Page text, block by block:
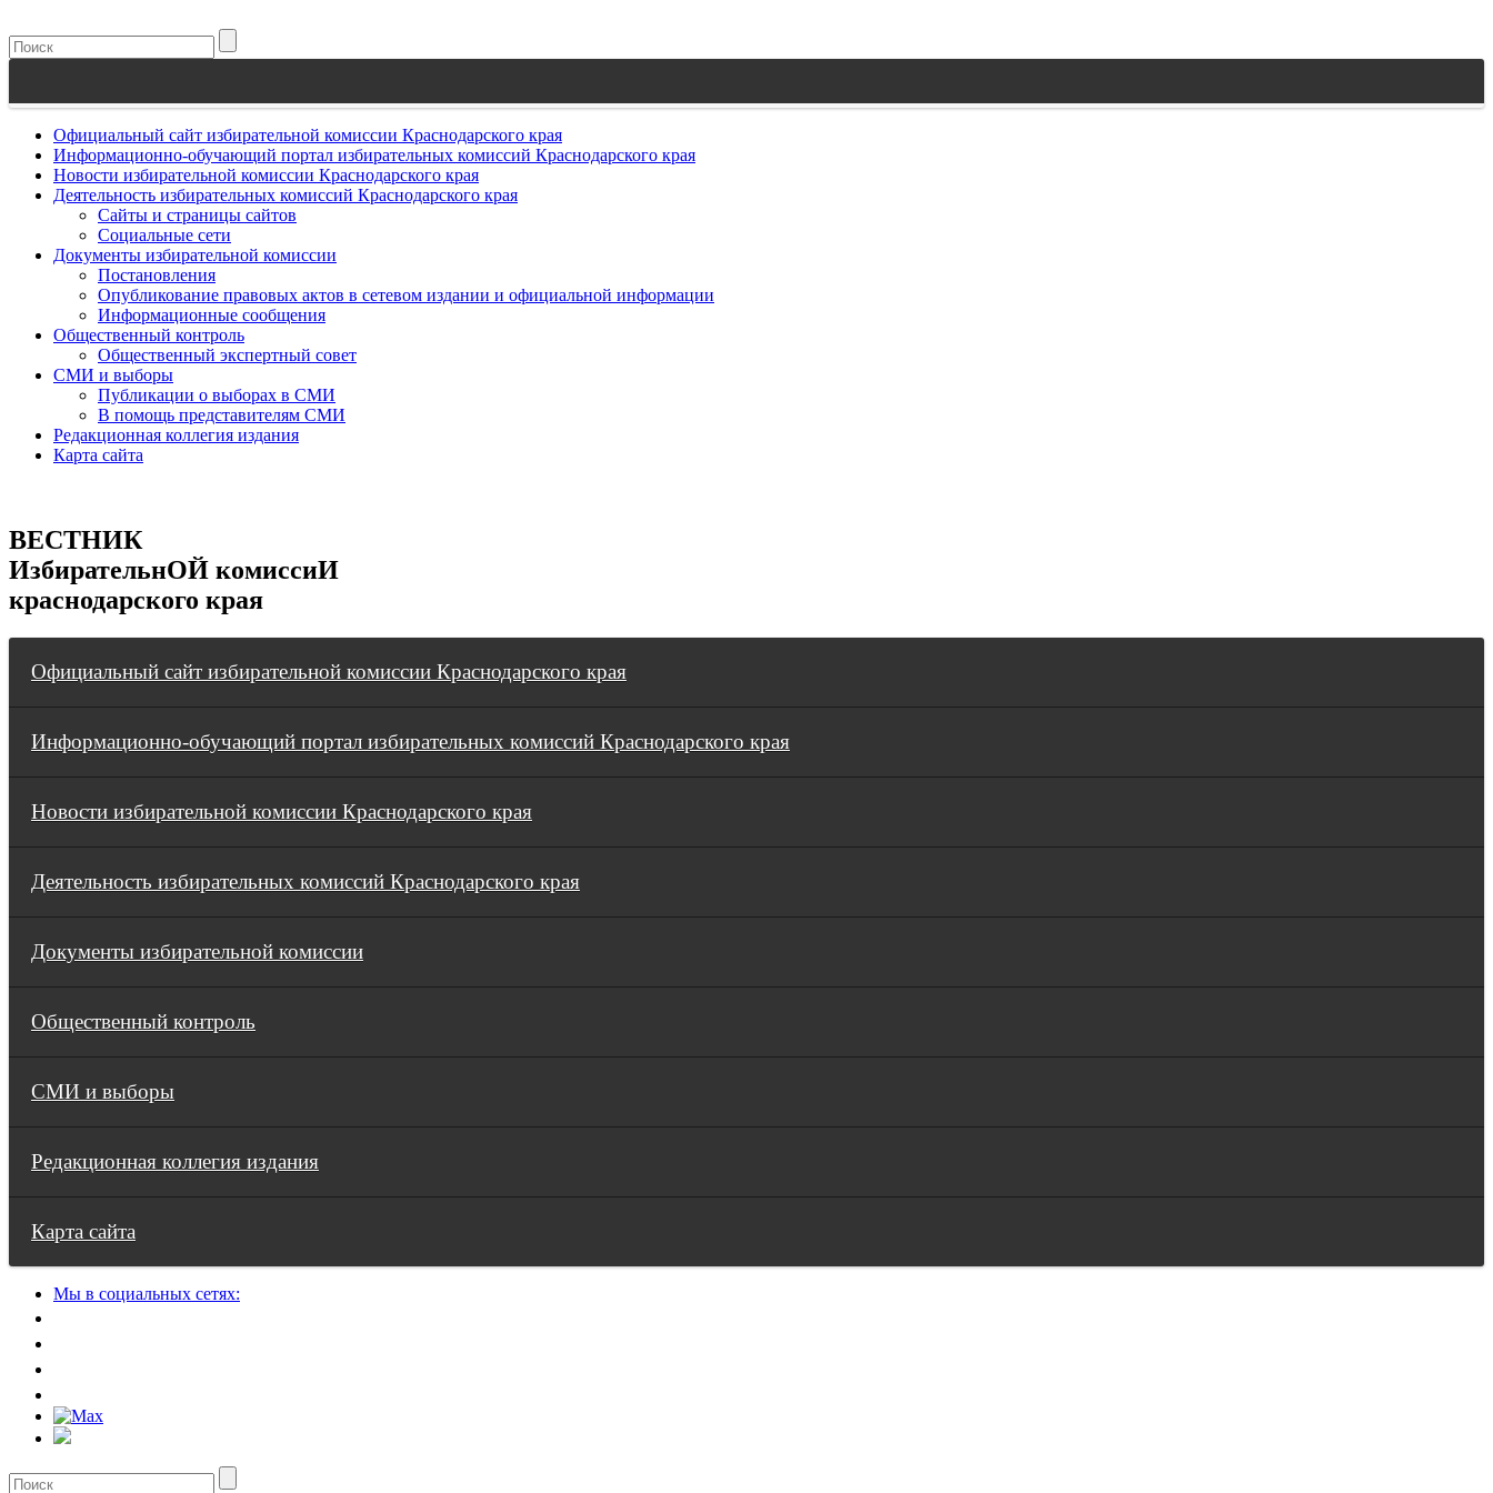
Официальный сайт избирательной комиссии Краснодарского края
Информационно-обучающий портал избирательных комиссий Краснодарского края
Новости избирательной комиссии Краснодарского края
Деятельность избирательных комиссий Краснодарского края
Сайты и страницы сайтов
Социальные сети
Документы избирательной комиссии
Постановления
Опубликование правовых актов в сетевом издании и официальной информации
Информационные сообщения
Общественный контроль
Общественный экспертный совет
СМИ и выборы
Публикации о выборах в СМИ
В помощь представителям СМИ
Редакционная коллегия издания
Карта сайта
ВЕСТНИК
ИзбирательнОЙ комиссиИ
краснодарского края
Официальный сайт избирательной комиссии Краснодарского края
Информационно-обучающий портал избирательных комиссий Краснодарского края
Новости избирательной комиссии Краснодарского края
Деятельность избирательных комиссий Краснодарского края
Документы избирательной комиссии
Общественный контроль
СМИ и выборы
Редакционная коллегия издания
Карта сайта
Мы в социальных сетях: